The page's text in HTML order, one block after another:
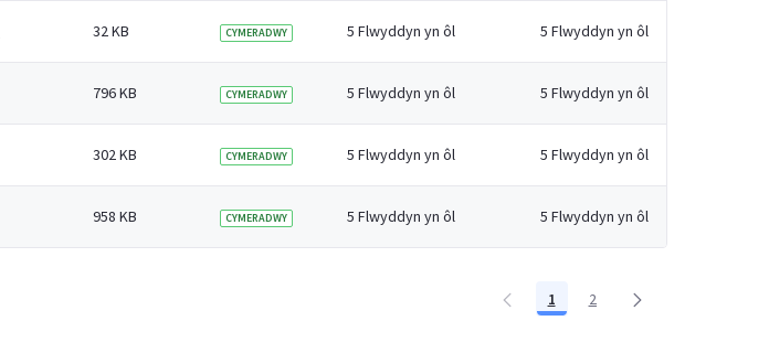
32 KB CYMERADWY 5 Flwyddyn yn ôl 5 Flwyddyn yn ôl
796 KB CYMERADWY 5 Flwyddyn yn ôl 5 Flwyddyn yn ôl
302 KB CYMERADWY 5 Flwyddyn yn ôl 5 Flwyddyn yn ôl
958 KB CYMERADWY 5 Flwyddyn yn ôl 5 Flwyddyn yn ôl
Tudalen
1 Tudalen
2